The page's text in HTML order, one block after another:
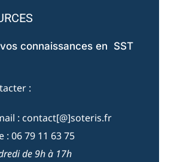
connaissances en SST
:
: contact[@]soteris.fr
: 06 79 11 63 75
de 9h à 17h